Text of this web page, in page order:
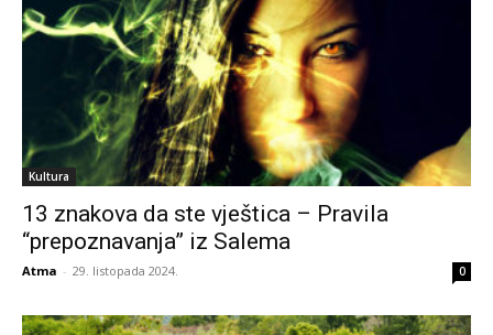
Kultura
13 znakova da ste vještica – Pravila
“prepoznavanja” iz Salema
Atma - 29. listopada 2024. 0